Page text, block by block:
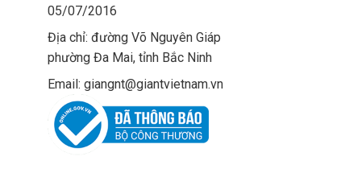
05/07/2016
Địa chỉ: đường Võ Nguyên Giáp
phường Đa Mai, tỉnh Bắc Ninh
Email: giangnt@giantvietnam.vn